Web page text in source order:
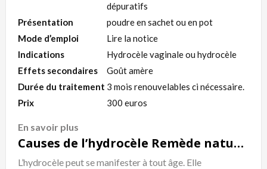
dépuratifs
Présentation
poudre en sachet ou en pot
Mode d’emploi
Lire la notice
Indications
Hydrocèle vaginale ou hydrocèle
Effets secondaires
Goût amère
Durée du traitement 3 mois renouvelables ci nécessaire.
Prix
300 euros
En savoir plus
Causes de l’hydrocèle Remède naturel Hydrocèle
L’hydrocèle peut se manifester à tout âge. Elle